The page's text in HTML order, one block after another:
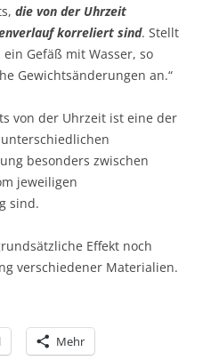
die von der Uhrzeit
korreliert sind. Stellt
Gefäß mit Wasser, so
Gewichtsänderungen an.“
von der Uhrzeit ist eine der
unterschiedlichen
besonders zwischen
jeweiligen
sind.
Effekt noch
verschiedener Materialien.
Mehr